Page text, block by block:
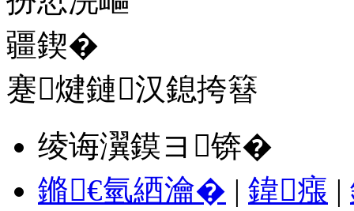
蹇煡鏈汉鎴挎簮
绫诲瀷鏌ヨ锛�
鏅€氫綇瀹� | 鍏瘬 |